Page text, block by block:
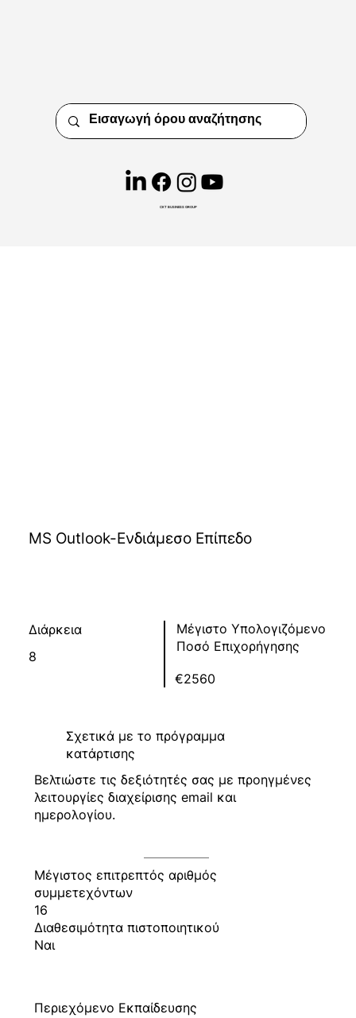
CKT BUSINESS GROUP
MS Outlook-Ενδιάμεσο Επίπεδο
Διάρκεια
8
Μέγιστο Υπολογιζόμενο
Ποσό Επιχορήγησης
€2560
Σχετικά με το πρόγραμμα
κατάρτισης
Βελτιώστε τις δεξιότητές σας με προηγμένες
λειτουργίες διαχείρισης email και
ημερολογίου.
Μέγιστος επιτρεπτός αριθμός
συμμετεχόντων
16
Διαθεσιμότητα πιστοποιητικού
Ναι
Περιεχόμενο Εκπαίδευσης